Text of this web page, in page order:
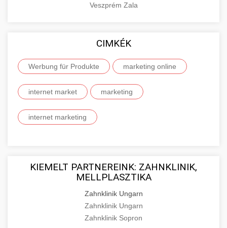
Veszprém Zala
CIMKÉK
Werbung für Produkte marketing online
internet market marketing
internet marketing
KIEMELT PARTNEREINK: ZAHNKLINIK,
MELLPLASZTIKA
Zahnklinik Ungarn
Zahnklinik Ungarn
Zahnklinik Sopron